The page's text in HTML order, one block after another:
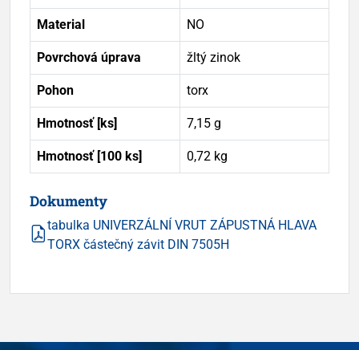
Material NO
Povrchová úprava žltý zinok
Pohon torx
Hmotnosť [ks] 7,15 g
Hmotnosť [100 ks] 0,72 kg
Dokumenty
tabulka UNIVERZÁLNÍ VRUT ZÁPUSTNÁ HLAVA
TORX částečný závit DIN 7505H